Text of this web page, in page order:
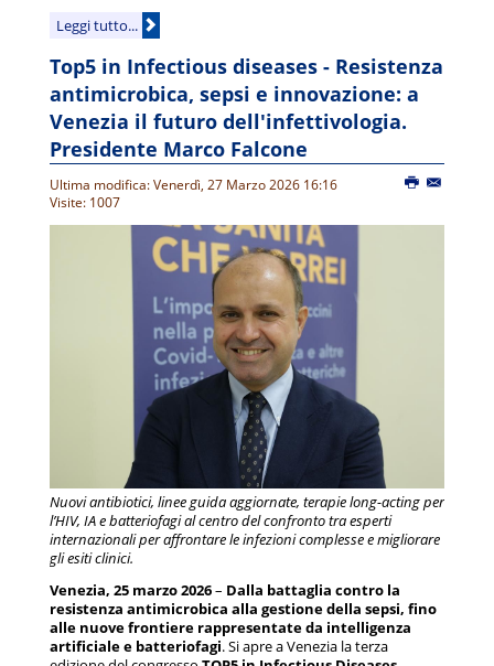
Leggi tutto...
Top5 in Infectious diseases - Resistenza
antimicrobica, sepsi e innovazione: a
Venezia il futuro dell'infettivologia.
Presidente Marco Falcone
Ultima modifica: Venerdì, 27 Marzo 2026 16:16
Visite: 1007
Nuovi antibiotici, linee guida aggiornate, terapie long-acting per
l’HIV, IA e batteriofagi al centro del confronto tra esperti
internazionali per affrontare le infezioni complesse e migliorare
gli esiti clinici.
Venezia, 25 marzo 2026– Dalla battaglia contro la
resistenza antimicrobica alla gestione della sepsi, fino
alle nuove frontiere rappresentate da intelligenza
artificiale e batteriofagi. Si apre a Venezia la terza